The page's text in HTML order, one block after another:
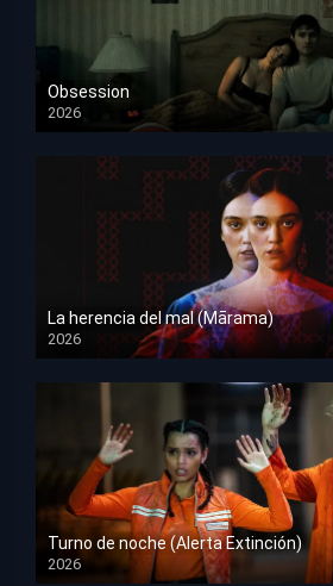
Obsession
2026
HD 1080p
La herencia del mal (Mārama)
2026
HD 1080p
Turno de noche (Alerta Extinción)
2026
HD 1080p